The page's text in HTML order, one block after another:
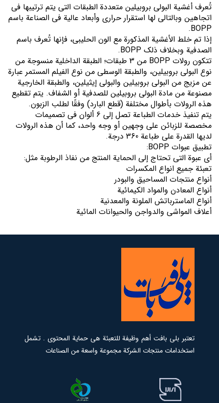
تُعرف أغشية البولي بروبيلين متعددة الطبقات التي يتم ترتيبها في
اتجاهين وبالتالي لها استقرار حراري وأبعاد عالية في الصناعة باسم
BOPP.
إذا تم خلط الأغشية المذكورة مع الون الحليبي، فإنها تُعرف باسم
الصدفیة وبخلاف ذلك BOPP.
تتكون رولات BOPP من 3 طبقات؛ الطبقة الداخلية منسوجة من
نوع البولي بروبيلين، والطبقة الوسطى من نوع الفيلم المستمر عبارة
عن مزيج من البولي بروبيلين والبولي إيثيلين، والطبقة الخارجية
مصنوعة من مادة البولي بروبيلين للصدفیة أو الشفاف. يتم تقطيع
هذه الرولات بأطوال مختلفة (قطع البارد) وفقًا لطلب الزبون.
یتم تنفیذ خدمات الطباعة تصل إلی 6 ألوان في تصميمات
مخصصة للزبائن علی وجهین أو وجه واحد، كما أن هذه الرولات
لديها القدرة على طباعة 360 درجة.
تطبيق عبوات BOPP:
أي عبوة التي تحتاج إلی الحماية المنتج من نفاذ الرطوبة مثل:
تعبئة جميع انواع المكسرات
أنواع منتجات المساحیق والبودر
أنواع المعادن والمواد الكيمائیة
أنواع الماسترباتش الملونة والمعدنية
أعلاف المواشي والدواجن والحیوانات المائیة
تعتبر بلي بافت أهم وظيفة للتعبئة هي حماية المحتوى . تشمل
استخدامات منتجات الشركة مجموعة واسعة من الصناعات